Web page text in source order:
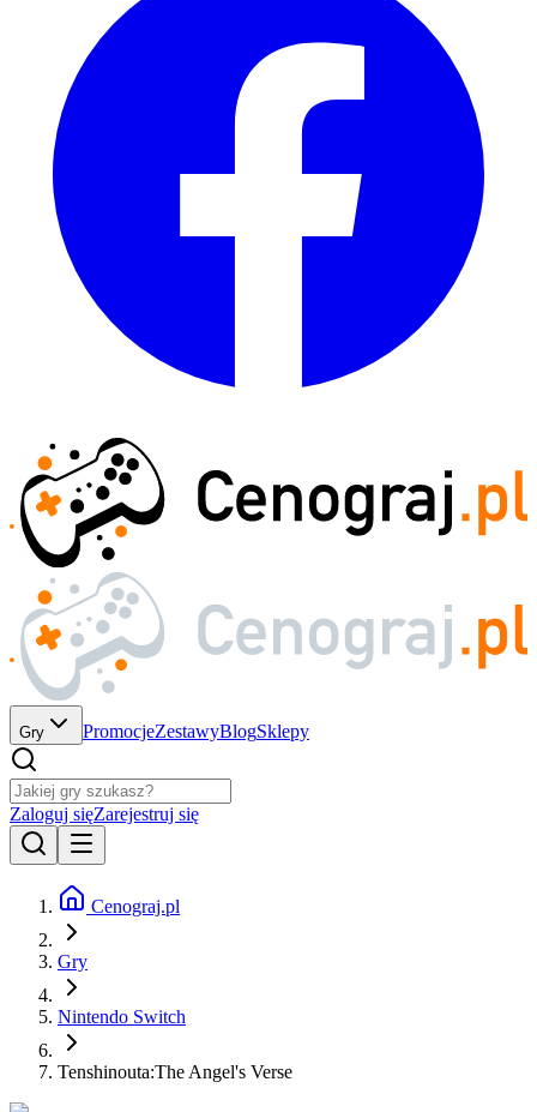
Gry PromocjeZestawyBlogSklepy
Zaloguj sięZarejestruj się
Cenograj.pl
Gry
Nintendo Switch
Tenshinouta:The Angel's Verse